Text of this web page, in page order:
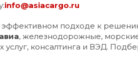
info@asiacargo.ru
подходе к
авиа, железнодорожные,
консалтинга и ВЭД.